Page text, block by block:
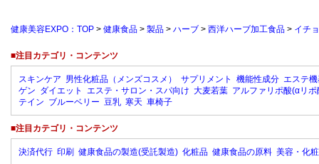
健康美容EXPO：TOP > 健康食品 > 製品 > ハーブ > 西洋ハーブ加工食品 > イチ
■注目カテゴリ・コンテンツ
スキンケア 男性化粧品（メンズコスメ） サプリメント 機能性成分 エステ
ゲン ダイエット エステ・サロン・スパ向け 大麦若葉 アルファリポ酸(αリポ
テイン ブルーベリー 豆乳 寒天 車椅子
■注目カテゴリ・コンテンツ
決済代行 印刷 健康食品の製造(受託製造) 化粧品 健康食品の原料 美容・化